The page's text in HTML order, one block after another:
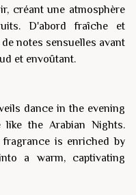
créant une atmosphère
D'abord fraîche et
notes sensuelles avant
et envoûtant.
dance in the evening
like the Arabian Nights.
is enriched by
a warm, captivating